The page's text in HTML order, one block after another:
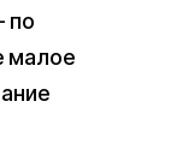
по
малое